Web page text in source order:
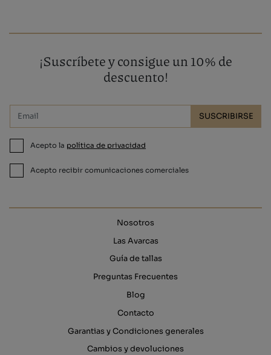
¡Suscríbete y consigue un 10% de
descuento!
SUSCRIBIRSE
Acepto la política de privacidad
Acepto recibir comunicaciones comerciales
Nosotros
Las Avarcas
Guía de tallas
Preguntas Frecuentes
Blog
Contacto
Garantias y Condiciones generales
Cambios y devoluciones